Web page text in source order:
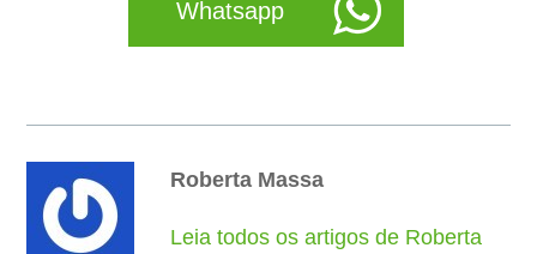
Whatsapp
Roberta Massa
Leia todos os artigos de Roberta